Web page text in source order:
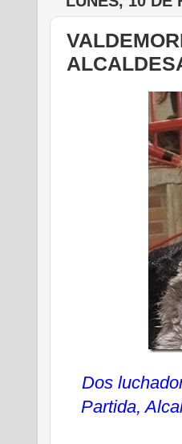
Dos
Partida,